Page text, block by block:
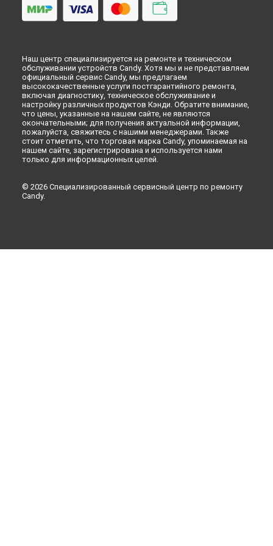
Наш центр специализируется на ремонте и техническом
обслуживании устройств Candy. Хотя мы и не представляем
официальный сервис Candy, мы предлагаем
высококачественные услуги постгарантийного ремонта,
включая диагностику, техническое обслуживание и
настройку различных продуктов Кэнди. Обратите внимание,
что цены, указанные на нашем сайте, не являются
окончательными; для получения актуальной информации,
пожалуйста, свяжитесь с нашими менеджерами. Также
стоит отметить, что торговая марка Candy, упоминаемая на
нашем сайте, зарегистрирована и используется нами
только для информационных целей.
© 2026 Специализированный сервисный центр по ремонту
Candy.